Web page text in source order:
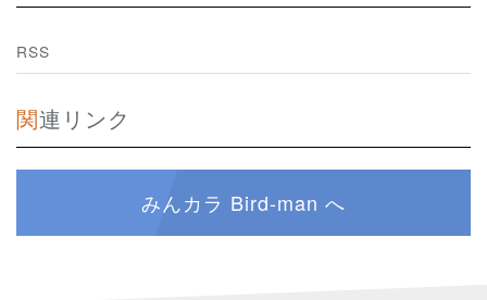
RSS
関連リンク
みんカラ Bird-man へ